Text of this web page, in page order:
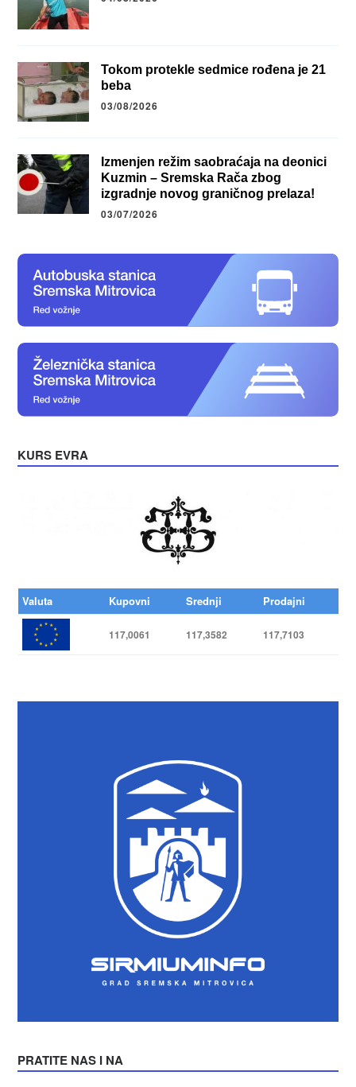
Tokom protekle sedmice rođena je 21
beba
03/08/2026
Izmenjen režim saobraćaja na deonici
Kuzmin – Sremska Rača zbog
izgradnje novog graničnog prelaza!
03/07/2026
KURS EVRA
Valuta Kupovni Srednji Prodajni
117,0061 117,3582 117,7103
PRATITE NAS I NA